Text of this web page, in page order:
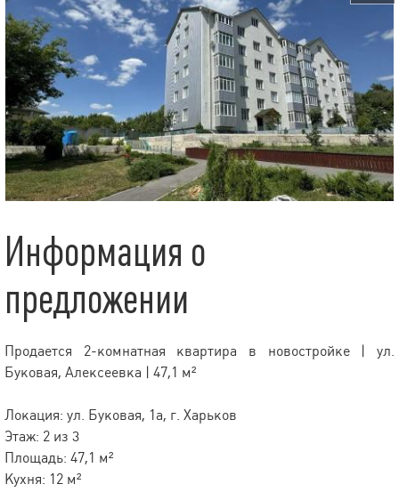
Информация о
предложении
Продается 2-комнатная квартира в новостройке | ул.
Буковая, Алексеевка | 47,1 м²
Локация: ул. Буковая, 1а, г. Харьков
Этаж: 2 из 3
Площадь: 47,1 м²
Кухня: 12 м²